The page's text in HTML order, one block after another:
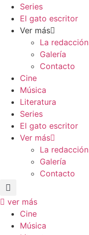
Series
El gato escritor
Ver más
La redacción
Galería
Contacto
Cine
Música
Literatura
Series
El gato escritor
Ver más
La redacción
Galería
Contacto
ver más
Cine
Música